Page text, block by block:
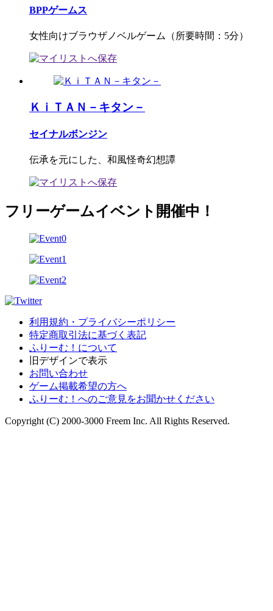
BPPゲームス
女性向けブラウザノベルゲーム（所要時間：5分）
ＫｉＴＡＮ－キタン－
セイナルボンジン
伝承を元にした、和風怪奇幻想譚
フリーゲームイベント開催中！
利用規約・プライバシーポリシー
特定商取引法に基づく表記
ふりーむ！について
旧デザインで表示
お問い合わせ
ゲーム掲載希望の方へ
ふりーむ！へのご意見をお聞かせください
Copyright (C) 2000-3000 Freem Inc. All Rights Reserved.